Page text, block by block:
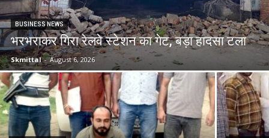
BUSINESS NEWS
भरभराकर गिरा रेलवे स्टेशन का गेट, बड़ा हादसा टला
Skmittal - August 6, 2026